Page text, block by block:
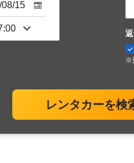
※
レンタカーを検